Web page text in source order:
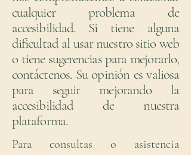
cualquier problema de
accesibilidad. Si tiene alguna
dificultad al usar nuestro sitio web
o tiene sugerencias para mejorarlo,
contáctenos. Su opinión es valiosa
para seguir mejorando la
accesibilidad de nuestra
plataforma.
Para consultas o asistencia